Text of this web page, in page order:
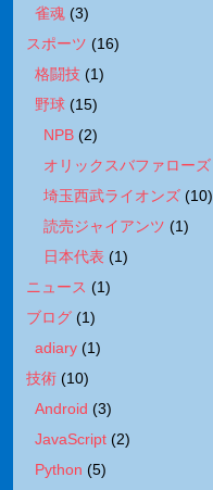
雀魂 (3)
スポーツ (16)
格闘技 (1)
野球 (15)
NPB (2)
オリックスバファローズ
埼玉西武ライオンズ (10)
読売ジャイアンツ (1)
日本代表 (1)
ニュース (1)
ブログ (1)
adiary (1)
技術 (10)
Android (3)
JavaScript (2)
Python (5)